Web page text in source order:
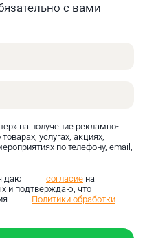
обшивки, силовых
балок,
работает по
нижнюю матрицу
и прижимает лист к
деформируется,
с вами
на получение рекламно-
услугах, акциях,
по телефону, email,
даю согласие на
и подтверждаю, что
Политики обработки